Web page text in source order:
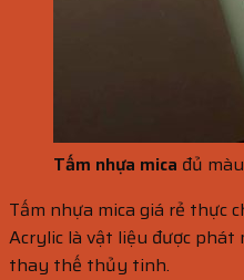
Tấm nhựa mica đủ
Tấm nhựa mica giá rẻ thực
Acrylic là vật liệu được phát
thay thế thủy tinh.